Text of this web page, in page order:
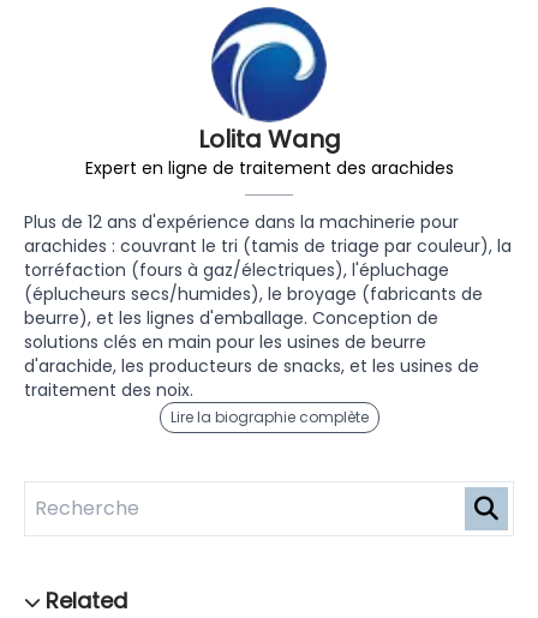
Lolita Wang
Expert en ligne de traitement des arachides
Plus de 12 ans d'expérience dans la machinerie pour
arachides : couvrant le tri (tamis de triage par couleur), la
torréfaction (fours à gaz/électriques), l'épluchage
(éplucheurs secs/humides), le broyage (fabricants de
beurre), et les lignes d'emballage. Conception de
solutions clés en main pour les usines de beurre
d'arachide, les producteurs de snacks, et les usines de
traitement des noix.
Lire la biographie complète